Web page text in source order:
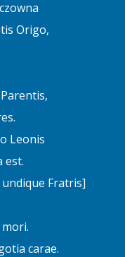
Origo,
Leonis
est.
Fratris]
carae.